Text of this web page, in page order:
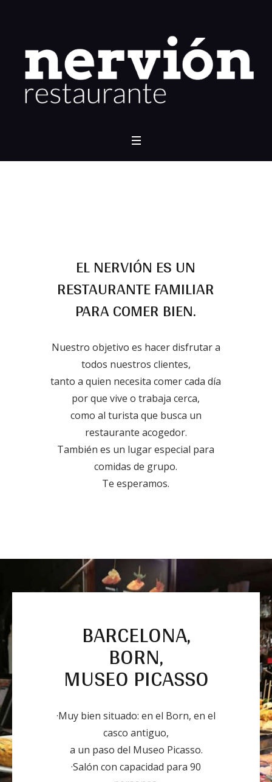
EL NERVIÓN ES UN
RESTAURANTE FAMILIAR
PARA COMER BIEN.
Nuestro objetivo es hacer disfrutar a
todos nuestros clientes,
tanto a quien necesita comer cada día
por que vive o trabaja cerca,
como al turista que busca un
restaurante acogedor.
También es un lugar especial para
comidas de grupo.
Te esperamos.
BARCELONA,
BORN,
MUSEO PICASSO
·Muy bien situado: en el Born, en el
casco antiguo,
a un paso del Museo Picasso.
·Salón con capacidad para 90